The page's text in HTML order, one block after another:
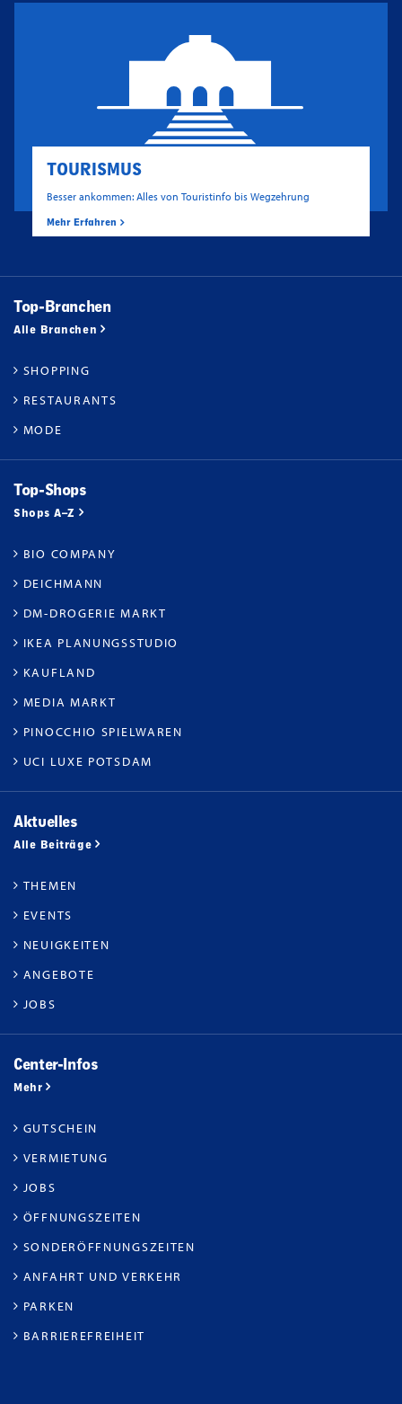
TOURISMUS
Besser ankommen: Alles von Touristinfo bis Wegzehrung
Mehr Erfahren
Top-Branchen
Alle Branchen
SHOPPING
RESTAURANTS
MODE
Top-Shops
Shops A–Z
BIO COMPANY
DEICHMANN
DM-DROGERIE MARKT
IKEA PLANUNGSSTUDIO
KAUFLAND
MEDIA MARKT
PINOCCHIO SPIELWAREN
UCI LUXE POTSDAM
Aktuelles
Alle Beiträge
THEMEN
EVENTS
NEUIGKEITEN
ANGEBOTE
JOBS
Center-Infos
Mehr
GUTSCHEIN
VERMIETUNG
JOBS
ÖFFNUNGSZEITEN
SONDERÖFFNUNGSZEITEN
ANFAHRT UND VERKEHR
PARKEN
BARRIEREFREIHEIT